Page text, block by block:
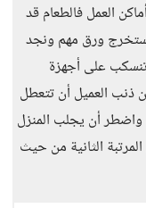
العمل فالطعام قد
نستخرج ورق مهم ونجد
على أجهزة
ذنب العميل أن تتعطل
أن يجلب المنزل
الثانية من حيث